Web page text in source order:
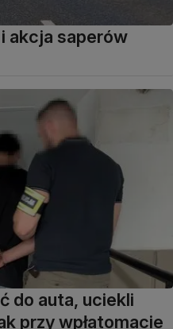
akcja saperów
do auta, uciekli
przy wpłatomacie